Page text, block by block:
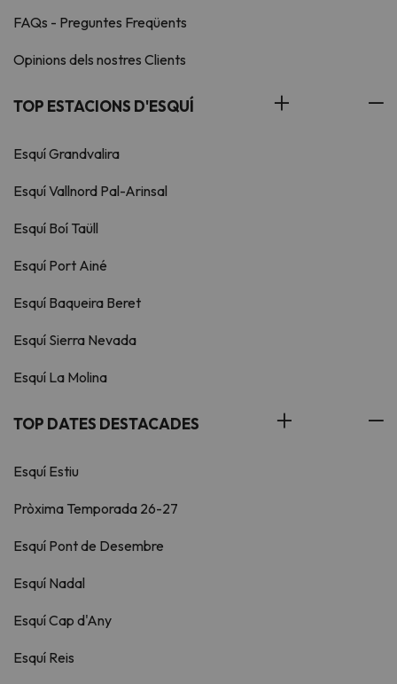
FAQs - Preguntes Freqüents
Opinions dels nostres Clients
TOP ESTACIONS D'ESQUÍ
Esquí Grandvalira
Esquí Vallnord Pal-Arinsal
Esquí Boí Taüll
Esquí Port Ainé
Esquí Baqueira Beret
Esquí Sierra Nevada
Esquí La Molina
TOP DATES DESTACADES
Esquí Estiu
Pròxima Temporada 26-27
Esquí Pont de Desembre
Esquí Nadal
Esquí Cap d'Any
Esquí Reis